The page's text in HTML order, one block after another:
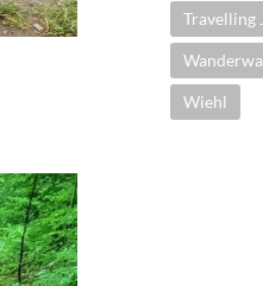
Travelling
Wiehl